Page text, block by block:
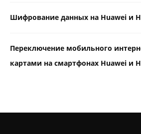
Шифрование данных на Huawei и
Переключение мобильного
картами на смартфонах Huawei и